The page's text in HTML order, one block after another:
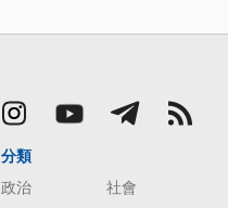
分類
政治
社會